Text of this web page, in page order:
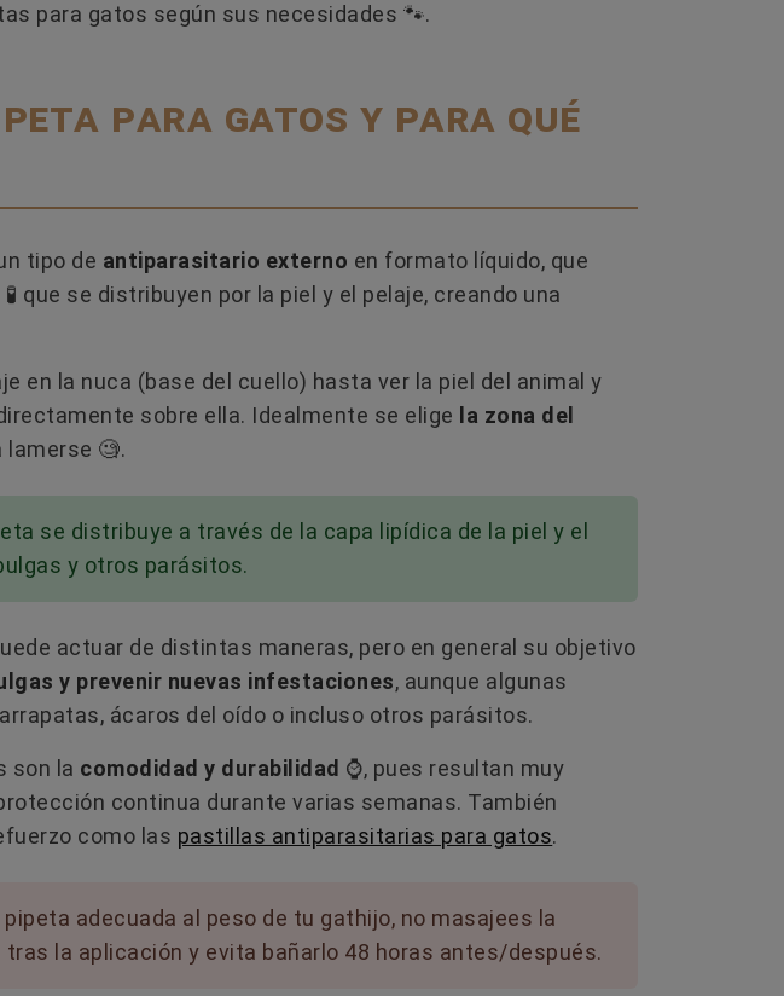
TOSE COMO SI
ALGO ATORADO EN LA
Puede parecer un
pero hay muchas
Leer más
LOS 12 MEJORES PIENSOS PARA
PERROS EN 2026: MARCAS QUE
NOS ENCANTAN
marcas más anunciadas. Descubre top
para gatos según sus necesidades 🐾.
para gatos y para qué
tipo de antiparasitario externo en formato líquido, que
que se distribuyen por la piel y el pelaje, creando una
en la nuca (base del cuello) hasta ver la piel del animal y
sobre ella. Idealmente se elige la zona del
lamerse 🧐​.
se distribuye a través de la capa lipídica de la piel y el
y otros parásitos.
actuar de distintas maneras, pero en general su objetivo
y prevenir nuevas infestaciones, aunque algunas
ácaros del oído o incluso otros parásitos.
son la comodidad y durabilidad ⌚, pues resultan muy
continua durante varias semanas. También
como las pastillas antiparasitarias para gatos.
adecuada al peso de tu gathijo, no masajees la
tras la aplicación y evita bañarlo 48 horas antes/después.